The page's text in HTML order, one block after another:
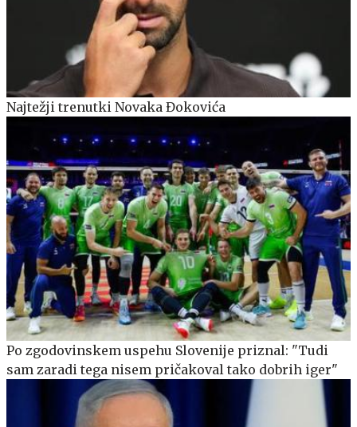
Najtežji trenutki Novaka Đokovića
Po zgodovinskem uspehu Slovenije priznal: "Tudi
sam zaradi tega nisem pričakoval tako dobrih iger"